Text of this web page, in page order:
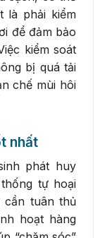
là phải kiểm
để đảm bảo
kiểm soát
bị quá tải
chế mùi hôi
nhất
phát huy
tự hoại
cần tuân thủ
hoạt hàng